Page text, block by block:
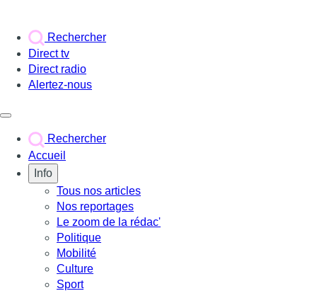
Rechercher
Direct tv
Direct radio
Alertez-nous
Rechercher
Accueil
Info
Tous nos articles
Nos reportages
Le zoom de la rédac'
Politique
Mobilité
Culture
Sport